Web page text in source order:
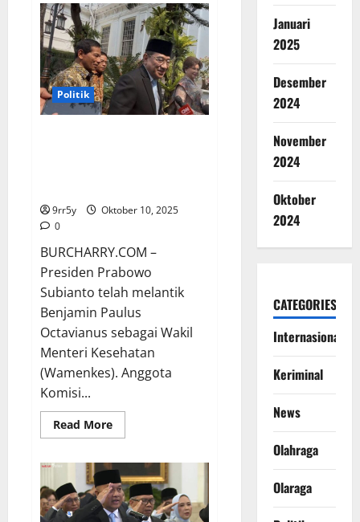
Perempuan
Indonesia
Raya:
Dasco
Sampaikan
Salam
Prabowo
untuk
Para
Kader
Politik
9rr5y
Oktober 10, 2025
0
BURCHARRY.COM –
Presiden Prabowo
Subianto telah melantik
Benjamin Paulus
Octavianus sebagai Wakil
Menteri Kesehatan
(Wamenkes). Anggota
Komisi...
Read MoreRead
more
Paulus
Resmi
Dilantik
Sebagai
Wamenkes,
Januari
2025
Desember
2024
November
2024
Oktober
2024
CATEGORIES
Internasional
Keriminal
News
Olahraga
Olaraga